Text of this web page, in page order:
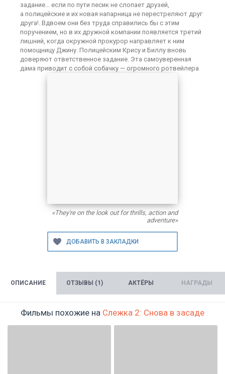
задание… если по пути песик не слопает друзей,
а полицейские и их новая напарница не перестреляют друг
друга!. Вдвоем они без труда справились бы с этим
поручением, но в их дружной компании появляется третий
лишний, когда окружной прокурор направляет к ним
помощницу Джину. Полицейским Крису и Биллу вновь
доверяют ответственное задание. Эта самоуверенная
дама приводит с собой собачку — огромного ротвейлера
«They're on the look out for thrills, action and
adventure»
ОПИСАНИЕ ОТЗЫВЫ (1) АКТЁРЫ НАГРАДЫ
Фильмы похожие на Слежка 2: Снова в засаде